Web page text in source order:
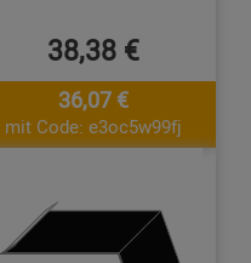
38,38 €
36,07 €
mit Code: e3oc5w99fj